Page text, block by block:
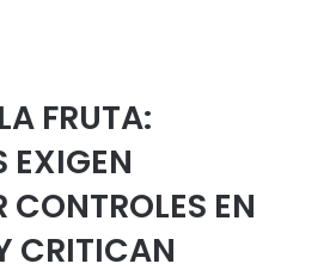
FRUTA:
EXIGEN
CONTROLES EN
CRITICAN